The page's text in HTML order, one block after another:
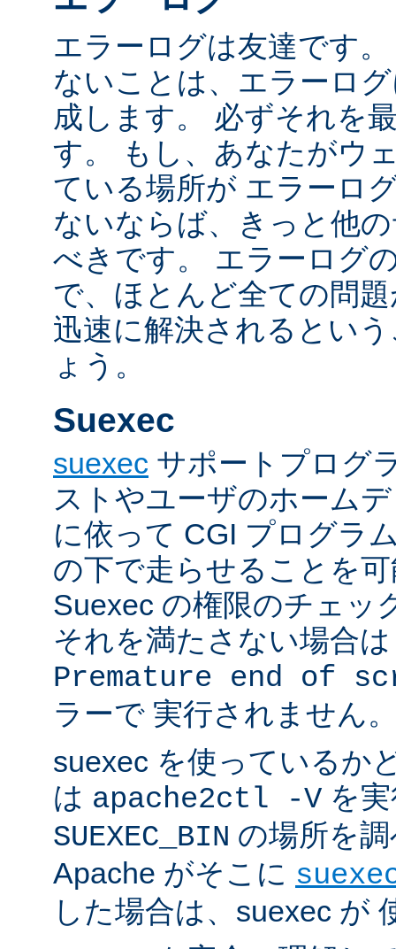
エラーログは友達です
ないことは、エラーロ
成します。 必ずそれを
す。 もし、あなたがウ
ている場所が エラーロ
ないならば、きっと他
べきです。 エラーログ
で、ほとんど全ての問
迅速に解決されるとい
ょう。
Suexec
suexec サポートプログ
ストやユーザのホーム
に依って CGI プログラ
の下で走らせることを
Suexec の権限のチェッ
それを満たさない場合
Premature end of
ラーで 実行されません
suexec を使っているか
は apache2ctl -V を
SUEXEC_BIN の場所を
Apache がそこに
した場合は、suexec が